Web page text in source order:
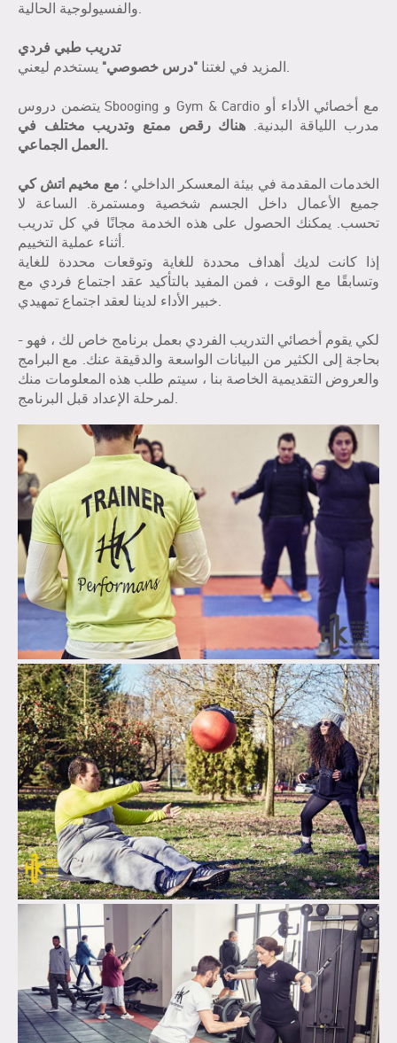
والفسيولوجية الحالية.
تدريب طبي فردي
المزيد في لغتنا "درس خصوصي"
يستخدم ليعني.
يتضمن دروس Sbooging و Gym & Cardio مع أخصائي الأداء أو
مدرب اللياقة البدنية. هناك رقص ممتع وتدريب مختلف في
العمل الجماعي.
الخدمات المقدمة في بيئة المعسكر الداخلي ؛ مع مخيم اتش كي
جميع الأعمال داخل الجسم شخصية ومستمرة. الساعة لا
تحسب. يمكنك الحصول على هذه الخدمة مجانًا في كل تدريب
أثناء عملية التخييم.
إذا كانت لديك أهداف محددة للغاية وتوقعات محددة للغاية
وتسابقًا مع الوقت ، فمن المفيد بالتأكيد عقد اجتماع فردي مع
خبير الأداء لدينا لعقد اجتماع تمهيدي.
- لكي يقوم أخصائي التدريب الفردي بعمل برنامج خاص لك ، فهو
بحاجة إلى الكثير من البيانات الواسعة والدقيقة عنك. مع البرامج
والعروض التقديمية الخاصة بنا ، سيتم طلب هذه المعلومات منك
لمرحلة الإعداد قبل البرنامج.